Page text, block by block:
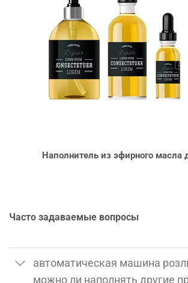
Наполнитель из эфирного масла
Часто задаваемые вопросы
автоматическая машина
можно ли наполнять другие